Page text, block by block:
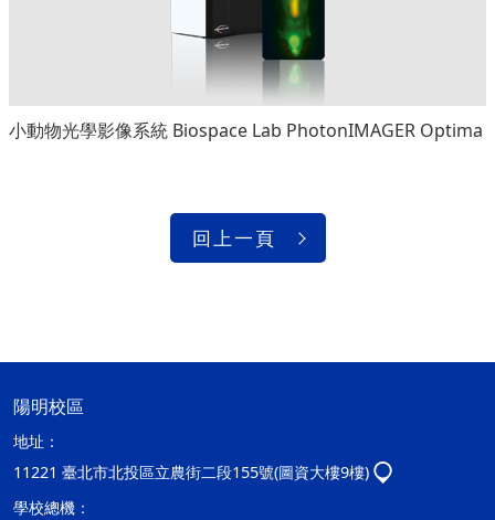
小動物光學影像系統 Biospace Lab PhotonIMAGER Optima
回上一頁
陽明校區
地址：
11221 臺北市北投區立農街二段155號(圖資大樓9樓)
學校總機：